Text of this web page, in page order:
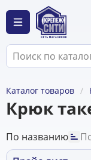
Каталог товаров
Крюк
По названию